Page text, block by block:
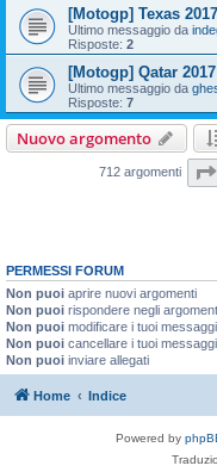
[Motogp] Texas 2017
Ultimo messaggio da
Risposte: 2
[Motogp] Qatar 2017
Ultimo messaggio da
Risposte: 7
Nuovo argomento
712 argomenti
PERMESSI FORUM
Non puoi aprire nuovi argomenti
Non puoi rispondere negli
Non puoi modificare i tuoi messaggi
Non puoi cancellare i tuoi messaggi
Non puoi inviare allegati
Home Indice
Powered by